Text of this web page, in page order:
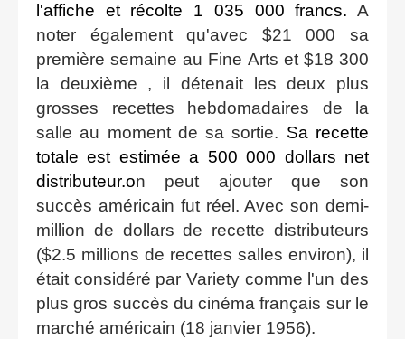
l'affiche et récolte 1 035 000 francs. A
noter également qu'avec $21 000 sa
première semaine au Fine Arts et $18 300
la deuxième , il détenait les deux plus
grosses recettes hebdomadaires de la
salle au moment de sa sortie. Sa recette
totale est estimée a 500 000 dollars net
distributeur.on peut ajouter que son
succès américain fut réel. Avec son demi-
million de dollars de recette distributeurs
($2.5 millions de recettes salles environ), il
était considéré par Variety comme l'un des
plus gros succès du cinéma français sur le
marché américain (18 janvier 1956).